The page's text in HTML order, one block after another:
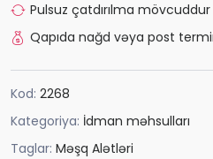
Pulsuz çatdırılma mövcuddur
Qapıda nağd vəya post
Kod: 2268
Kategoriya: İdman məhsulları
Taglar: Məşq Alətləri